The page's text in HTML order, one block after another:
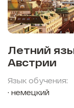
Летний
Австрии
Язык обучения:
немецкий